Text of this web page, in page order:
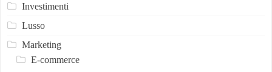
Investimenti
Lusso
Marketing
E-commerce